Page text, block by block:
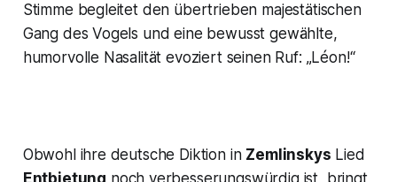
Stimme begleitet den übertrieben majestätischen
Gang des Vogels und eine bewusst gewählte,
humorvolle Nasalität evoziert seinen Ruf: „Léon!“
Obwohl ihre deutsche Diktion in Zemlinskys Lied